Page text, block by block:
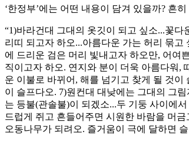
‘한정부’에는 어떤 내용이 담겨 있을까? 흔
“1)바라건대 그대의 옷깃이 되고 싶소...꽃
리띠 되고자 하오...아름다운 가는 허리 묶
에 드리운 검은 머리 빛내고자 하오만, 어여
직이고자 하오. 연지와 분이 더욱 아름다워,
운 이불로 바뀌어, 해를 넘기고 찾게 될 것
이 슬프다오. 7)원컨대 대낮에는 그대의 그
는 등불(관솔불)이 되겠소...두 기둥 사이에
드럽게 쥐고 흔들어주면 시원한 바람을 머
오동나무가 되려오. 즐거움이 극에 달하면